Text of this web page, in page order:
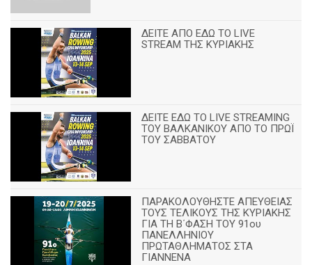
ΔΕΙΤΕ ΑΠΟ ΕΔΩ ΤΟ LIVE
STREAM ΤΗΣ ΚΥΡΙΑΚΗΣ
ΔΕΙΤΕ ΕΔΩ ΤΟ LIVE STREAMING
TOY ΒΑΛΚΑΝΙΚΟΥ ΑΠΟ ΤΟ ΠΡΩΪ
ΤΟΥ ΣΑΒΒΑΤΟΥ
ΠΑΡΑΚΟΛΟΥΘΗΣΤΕ ΑΠΕΥΘΕΙΑΣ
ΤΟΥΣ ΤΕΛΙΚΟΥΣ ΤΗΣ ΚΥΡΙΑΚΗΣ
ΓΙΑ ΤΗ Β΄ΦΑΣΗ ΤΟΥ 91ου
ΠΑΝΕΛΛΗΝΙΟΥ
ΠΡΩΤΑΘΛΗΜΑΤΟΣ ΣΤΑ
ΓΙΑΝΝΕΝΑ